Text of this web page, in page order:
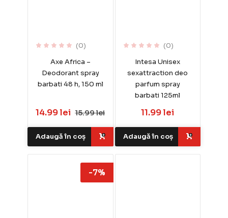
(0)
Axe Africa –
Deodorant spray
barbati 48 h, 150 ml
14.99 lei 15.99 lei
Adaugă în coș
(0)
Intesa Unisex
sexattraction deo
parfum spray
barbati 125ml
11.99 lei
Adaugă în coș
-7%